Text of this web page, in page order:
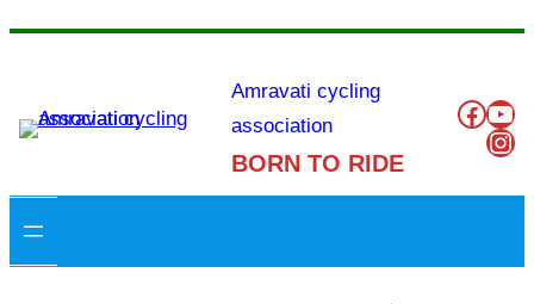
Amravati cycling
association
BORN TO RIDE
Like to our Our